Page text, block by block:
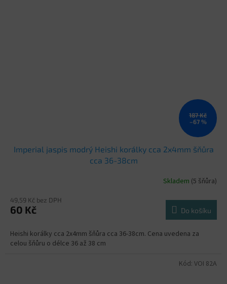
187 Kč
–67 %
Imperial jaspis modrý Heishi korálky cca 2x4mm šňůra
cca 36-38cm
Skladem (5 šňůra)
49,59 Kč bez DPH
60 Kč Do košíku
Heishi korálky cca 2x4mm šňůra cca 36-38cm. Cena uvedena za
celou šňůru o délce 36 až 38 cm
Kód: VOI 82A